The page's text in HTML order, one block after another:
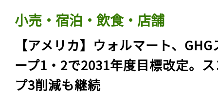
小売・宿泊・飲食・店舗
【アメリカ】ウォルマート、GHG
ープ1・2で2031年度目標改定。
プ3削減も継続